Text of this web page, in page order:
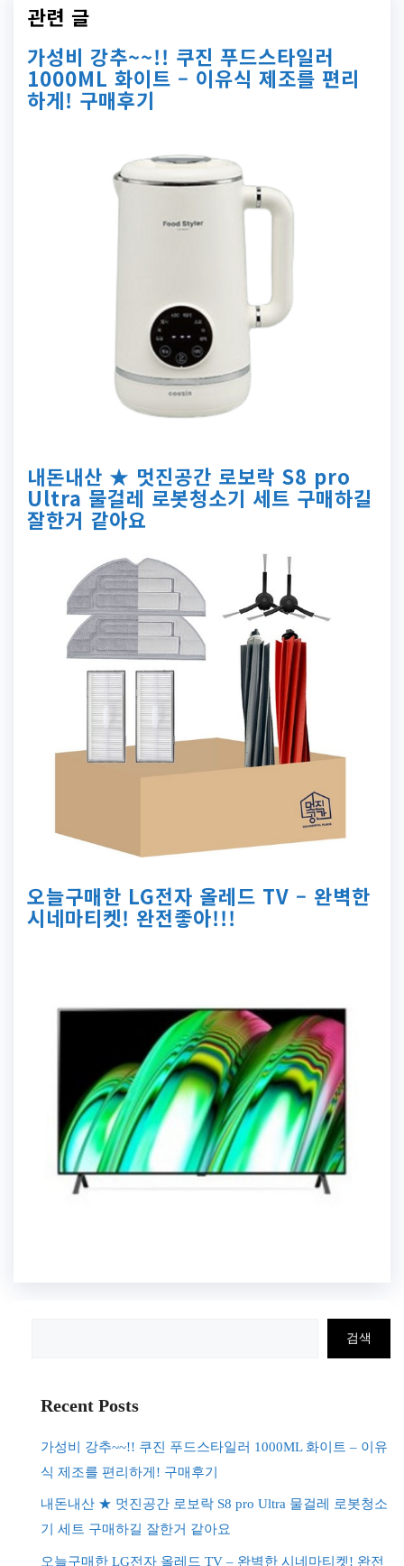
관련 글
가성비 강추~~!! 쿠진 푸드스타일러
1000ML 화이트 – 이유식 제조를 편리
하게! 구매후기
내돈내산 ★ 멋진공간 로보락 S8 pro
Ultra 물걸레 로봇청소기 세트 구매하길
잘한거 같아요
오늘구매한 LG전자 올레드 TV – 완벽한
시네마티켓! 완전좋아!!!
검색
Recent Posts
가성비 강추~~!! 쿠진 푸드스타일러 1000ML 화이트 – 이유
식 제조를 편리하게! 구매후기
내돈내산 ★ 멋진공간 로보락 S8 pro Ultra 물걸레 로봇청소
기 세트 구매하길 잘한거 같아요
오늘구매한 LG전자 올레드 TV – 완벽한 시네마티켓! 완전